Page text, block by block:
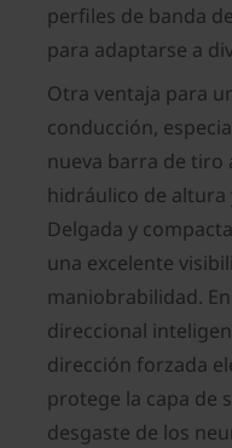
perfiles de banda
para adaptarse a
Otra ventaja para
conducción,
nueva barra de
hidráulico de altura
Delgada y
una excelente
maniobrabilidad.
direccional
dirección forzada
protege la capa de
desgaste de los